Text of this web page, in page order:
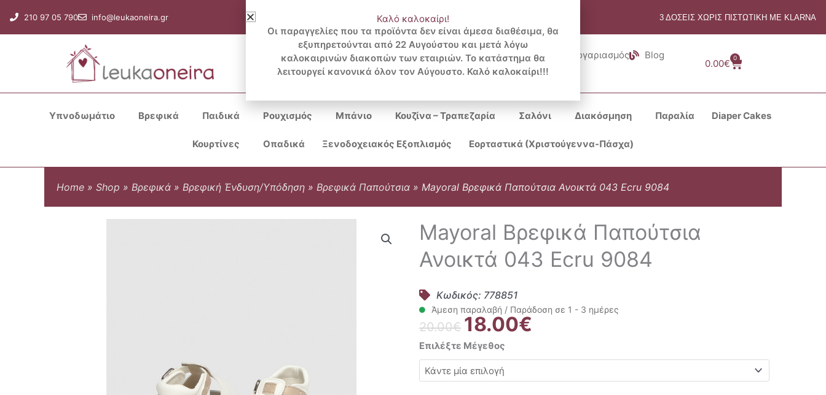
στο
περιεχόμενο
210 97 05 790 info@leukaoneira.gr 3 ΔΟΣΕΙΣ ΧΩΡΙΣ ΠΙΣΤΩΤΙΚΗ ΜΕ KLARNA
Search
...
Λογαριασμός Blog
0.00€
0
Cart
Υπνοδωμάτιο Βρεφικά Παιδικά Ρουχισμός Μπάνιο Κουζίνα – Τραπεζαρία Σαλόνι Διακόσμηση Παραλία Diaper Cakes
Κουρτίνες Οπαδικά Ξενοδοχειακός Εξοπλισμός Εορταστικά (Χριστούγεννα-Πάσχα)
Home » Shop » Βρεφικά » Βρεφική Ένδυση/Υπόδηση » Βρεφικά Παπούτσια » Mayoral Βρεφικά Παπούτσια Ανοικτά 043 Ecru 9084
Mayoral Βρεφικά Παπούτσια
Ανοικτά 043 Ecru 9084
Κωδικός: 778851
Άμεση παραλαβή / Παράδοση σε 1 - 3 ημέρες
20.00€ Original
price
was:
20.00€.
18.00€
18.00€.
Επιλέξτε Μέγεθος
Mayoral
Βρεφικά
Παπούτσια
Καλό καλοκαίρι!
Οι παραγγελίες που τα προϊόντα δεν είναι άμεσα διαθέσιμα, θα
εξυπηρετούνται από 22 Αυγούστου και μετά λόγω
καλοκαιρινών διακοπών των εταιριών. Το κατάστημα θα
λειτουργεί κανονικά όλον τον Αύγουστο. Καλό καλοκαίρι!!!